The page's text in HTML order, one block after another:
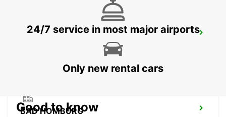
LANGEN
BAD HOMBURG
24/7 service in most major airports
Only new rental cars
Good to know